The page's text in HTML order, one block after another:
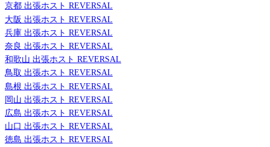
京都 出張ホスト REVERSAL
大阪 出張ホスト REVERSAL
兵庫 出張ホスト REVERSAL
奈良 出張ホスト REVERSAL
和歌山 出張ホスト REVERSAL
鳥取 出張ホスト REVERSAL
島根 出張ホスト REVERSAL
岡山 出張ホスト REVERSAL
広島 出張ホスト REVERSAL
山口 出張ホスト REVERSAL
徳島 出張ホスト REVERSAL